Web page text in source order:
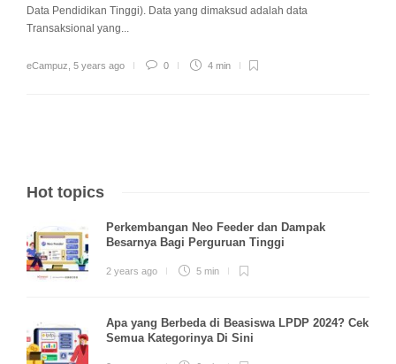
Data Pendidikan Tinggi). Data yang dimaksud adalah data
Transaksional yang...
eCampuz 5 years ago 0 4 min
Hot topics
Perkembangan Neo Feeder dan Dampak
Besarnya Bagi Perguruan Tinggi
2 years ago 5 min
Apa yang Berbeda di Beasiswa LPDP 2024? Cek
Semua Kategorinya Di Sini